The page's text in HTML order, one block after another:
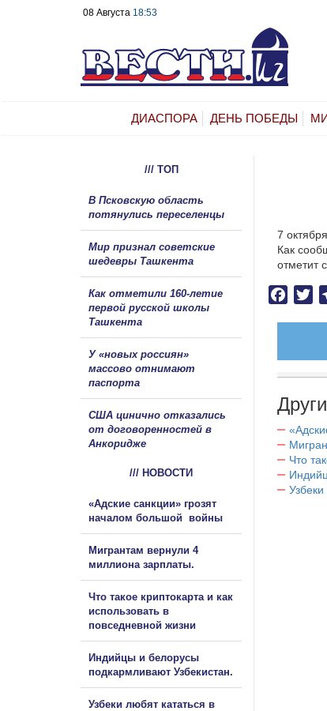
08 Августа 18:53
ДИАСПОРА ДЕНЬ ПОБЕДЫ
7
Как
отметит
Что
Узбеки
/// ТОП
В Псковскую область
потянулись переселенцы
Мир признал советские
шедевры Ташкента
Как отметили 160-летие
первой русской школы
Ташкента
У «новых россиян»
массово отнимают
паспорта
США цинично отказались
от договоренностей в
Анкоридже
/// НОВОСТИ
«Адские санкции» грозят
началом большой войны
Мигрантам вернули 4
миллиона зарплаты.
Что такое криптокарта и как
использовать в
повседневной жизни
Индийцы и белорусы
подкармливают Узбекистан.
Узбеки любят кататься в